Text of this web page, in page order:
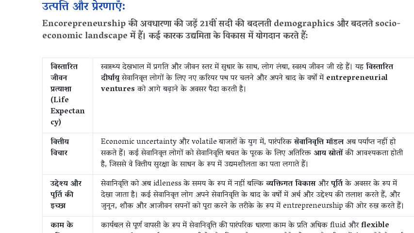
उत्पत्ति और प्रेरणाएँ:
Encorepreneurship की अवधारणा की जड़ें 21वीं सदी की बदलती demographics और बदलते socio-
economic landscape में हैं। कई कारक उद्यमिता के विकास में योगदान करते हैं:
विस्तारित
जीवन
प्रत्याशा
(Life
Expectan
cy)
स्वास्थ्य देखभाल में प्रगति और जीवन स्तर में सुधार के साथ, लोग लंबा, स्वस्थ जीवन जी रहे हैं। यहविस्तारित
दीर्घायुसेवानिवृत्त लोगों के लिए नए करियर पथ पर चलने और अपने बाद के वर्षों मेंentrepreneurial
ventures को आगे बढ़ाने के अवसर पैदा करती है।
वित्तीय
विचार
Economic uncertainty और volatile बाजारों के युग में, पारंपरिकसेवानिवृत्ति मॉडलअब पर्याप्त नहीं हो
सकते हैं। कई सेवानिवृत्त लोगों को सेवानिवृत्ति बचत के पूरक के लिए अतिरिक्तआय स्रोतोंकी आवश्यकता होती
है, जिससे वे वित्तीय सुरक्षा के साधन के रूप में उद्यमशीलता का पता लगाते हैं।
उद्देश्य और
पूर्ति की
इच्छा
सेवानिवृत्ति को अब idleness के समय के रूप में नहीं बल्किव्यक्तिगत विकासऔरपूर्तिके अवसर के रूप में
देखा जाता है। कई सेवानिवृत्त लोग अपने सेवानिवृत्ति के बाद के वर्षों में अर्थ और उद्देश्य की तलाश करते हैं, और
जुनून, शौक और आजीवन सपनों को पूरा करने के तरीके के रूप में entrepreneurship की ओर रुख करते हैं।
काम के
कार्यबल से पूर्ण वापसी के रूप में सेवानिवृत्ति की पारंपरिक धारणा काम के प्रति अधिक fluid औरflexible